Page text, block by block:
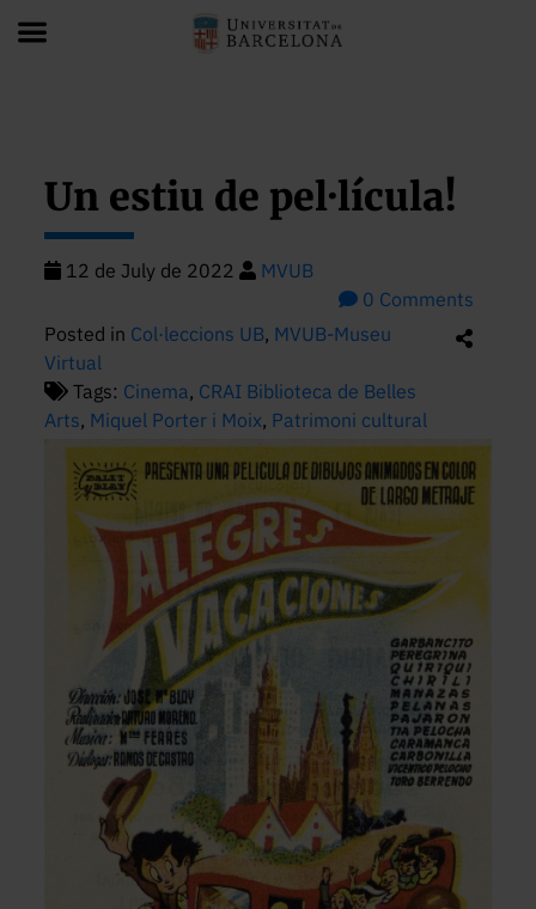
Un estiu de pel·lícula!
12 de July de 2022
MVUB
0 Comments
Posted in Col·leccions UB, MVUB-Museu
Virtual
Tags: Cinema, CRAI Biblioteca de Belles
Arts, Miquel Porter i Moix, Patrimoni cultural